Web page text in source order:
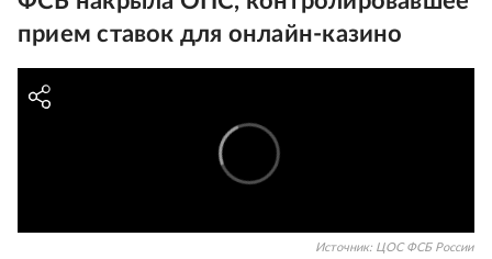
прием ставок для онлайн-казино
Источник: ЦОС ФСБ России